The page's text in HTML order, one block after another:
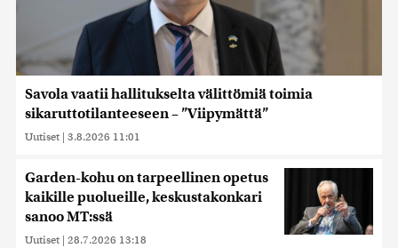
Savola vaatii hallitukselta välittömiä toimia
sikaruttotilanteeseen – ”Viipymättä”
Uutiset | 3.8.2026 11:01
Garden-kohu on tarpeellinen opetus
kaikille puolueille, keskustakonkari
sanoo MT:ssä
Uutiset | 28.7.2026 13:18